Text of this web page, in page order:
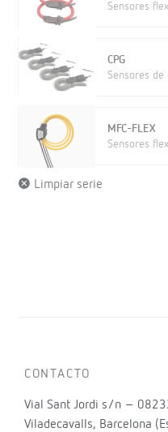
Sensores
CPG
Sensores
MFC-FLEX
Sensores
Limpiar serie
CONTACTO
Vial Sant Jordi s/n –
Viladecavalls, Barcelona